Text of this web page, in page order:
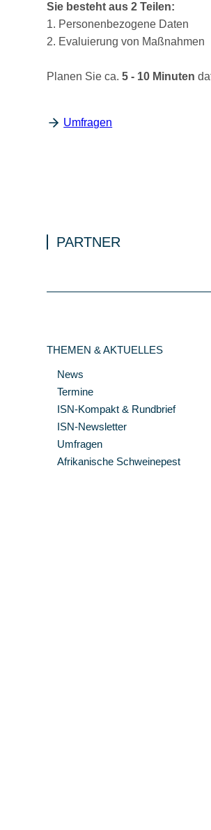
Sie besteht aus 2 Teilen:
1. Personenbezogene Daten
2. Evaluierung von Maßnahmen
Planen Sie ca.5 - 10 Minuten
Umfragen
PARTNER
THEMEN & AKTUELLES
News
Termine
ISN-Kompakt & Rundbrief
ISN-Newsletter
Umfragen
Afrikanische Schweinepest